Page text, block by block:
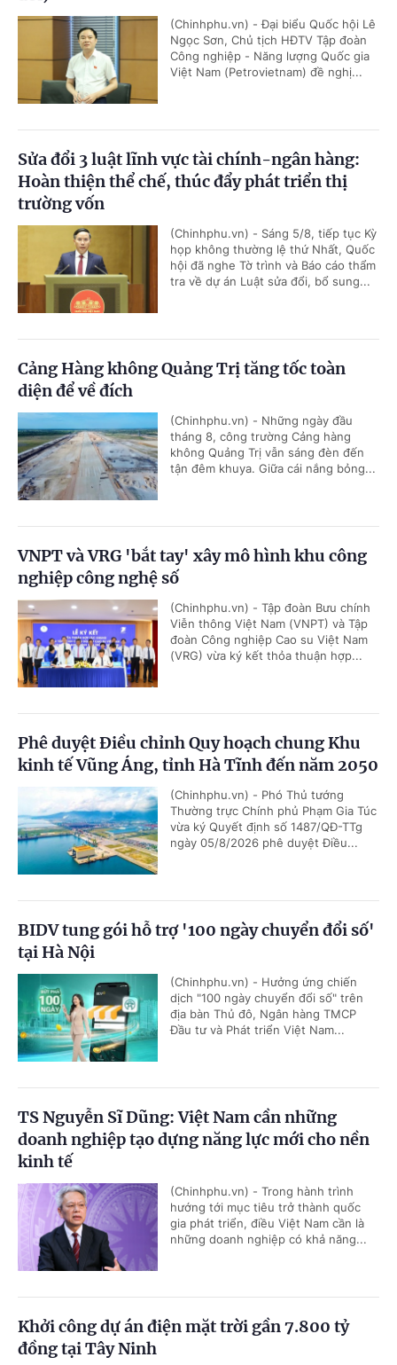
(Chinhphu.vn) - Đại biểu Quốc hội Lê
Ngọc Sơn, Chủ tịch HĐTV Tập đoàn
Công nghiệp - Năng lượng Quốc gia
Việt Nam (Petrovietnam) đề nghị...
Sửa đổi 3 luật lĩnh vực tài chính-ngân hàng:
Hoàn thiện thể chế, thúc đẩy phát triển thị
trường vốn
(Chinhphu.vn) - Sáng 5/8, tiếp tục Kỳ
họp không thường lệ thứ Nhất, Quốc
hội đã nghe Tờ trình và Báo cáo thẩm
tra về dự án Luật sửa đổi, bổ sung...
Cảng Hàng không Quảng Trị tăng tốc toàn
diện để về đích
(Chinhphu.vn) - Những ngày đầu
tháng 8, công trường Cảng hàng
không Quảng Trị vẫn sáng đèn đến
tận đêm khuya. Giữa cái nắng bỏng...
VNPT và VRG 'bắt tay' xây mô hình khu công
nghiệp công nghệ số
(Chinhphu.vn) - Tập đoàn Bưu chính
Viễn thông Việt Nam (VNPT) và Tập
đoàn Công nghiệp Cao su Việt Nam
(VRG) vừa ký kết thỏa thuận hợp...
Phê duyệt Điều chỉnh Quy hoạch chung Khu
kinh tế Vũng Áng, tỉnh Hà Tĩnh đến năm 2050
(Chinhphu.vn) - Phó Thủ tướng
Thường trực Chính phủ Phạm Gia Túc
vừa ký Quyết định số 1487/QĐ-TTg
ngày 05/8/2026 phê duyệt Điều...
BIDV tung gói hỗ trợ '100 ngày chuyển đổi số'
tại Hà Nội
(Chinhphu.vn) - Hưởng ứng chiến
dịch "100 ngày chuyển đổi số" trên
địa bàn Thủ đô, Ngân hàng TMCP
Đầu tư và Phát triển Việt Nam...
TS Nguyễn Sĩ Dũng: Việt Nam cần những
doanh nghiệp tạo dựng năng lực mới cho nền
kinh tế
(Chinhphu.vn) - Trong hành trình
hướng tới mục tiêu trở thành quốc
gia phát triển, điều Việt Nam cần là
những doanh nghiệp có khả năng...
Khởi công dự án điện mặt trời gần 7.800 tỷ
đồng tại Tây Ninh